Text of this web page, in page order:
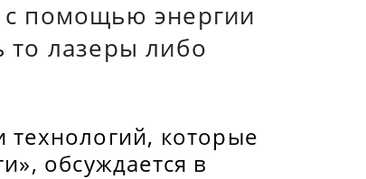
с помощью энергии
то лазеры либо
которые
обсуждается в